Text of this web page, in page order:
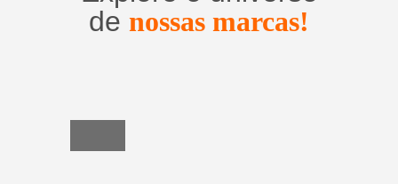
de nossas marcas!